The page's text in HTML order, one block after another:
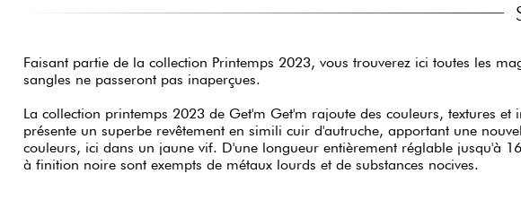
Faisant partie de la collection Printemps 2023, vous trouverez ici toutes les
sangles ne passeront pas inaperçues.
La collection printemps 2023 de Get'm Get'm rajoute des couleurs, textures
présente un superbe revêtement en simili cuir d'autruche, apportant une
couleurs, ici dans un jaune vif. D'une longueur entièrement réglable jusqu'à
à finition noire sont exempts de métaux lourds et de substances nocives.